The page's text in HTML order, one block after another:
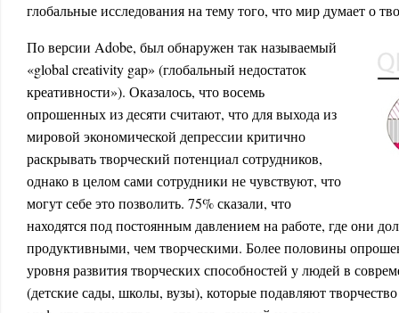
глобальные исследования на тему того, что мир думает о
По версии Adobe, был обнаружен так называемый
«global creativity gap» (глобальный недостаток
креативности»). Оказалось, что восемь
опрошенных из десяти считают, что для выхода из
мировой экономической депрессии критично
раскрывать творческий потенциал сотрудников,
однако в целом сами сотрудники не чувствуют, что
могут себе это позволить. 75% сказали, что
находятся под постоянным давлением на работе, где они
продуктивными, чем творческими. Более половины
уровня развития творческих способностей у людей в
(детские сады, школы, вузы), которые подавляют